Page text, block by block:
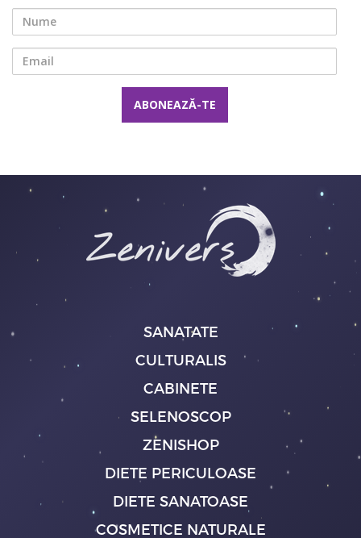
SANATATE
CULTURALIS
CABINETE
SELENOSCOP
ZENISHOP
DIETE PERICULOASE
DIETE SANATOASE
COSMETICE NATURALE